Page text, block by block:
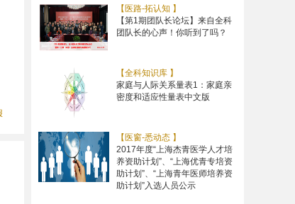
【医路-拓认知 】
【第1期团队长论坛】来自全科
团队长的心声！你听到了吗？
【全科知识库 】
家庭与人际关系量表1：家庭亲
密度和适应性量表中文版
【医窗-悉动态 】
2017年度“上海杰青医学人才培
养资助计划”、“上海优青专培资
助计划”、“上海青年医师培养资
助计划”入选人员公示